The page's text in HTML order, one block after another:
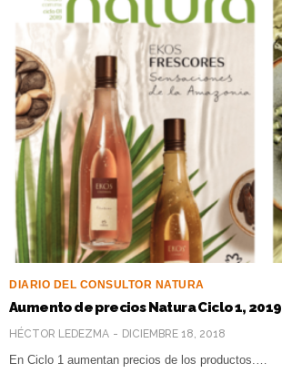
DIARIO DEL CONSULTOR NATURA
Aumento de precios Natura Ciclo 1, 2019
HÉCTOR LEDEZMA DICIEMBRE 18, 2018
En Ciclo 1 aumentan precios de los productos.…